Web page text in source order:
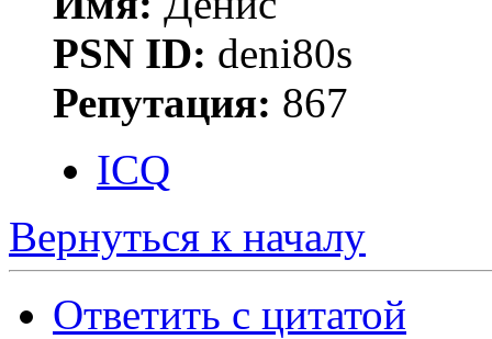
PSN ID: deni80s
Репутация: 867
ICQ
Вернуться к началу
Ответить с цитатой